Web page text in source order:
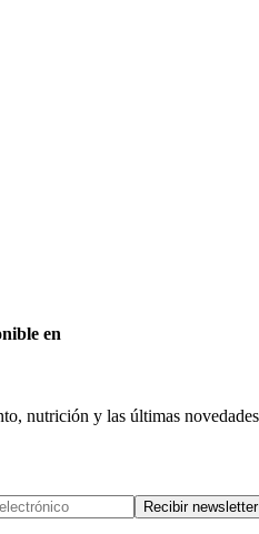
en
nutrición y las últimas
Recibir newsletter